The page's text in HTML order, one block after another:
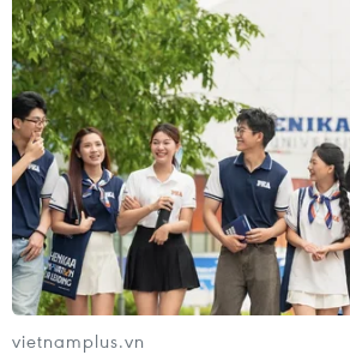
vietnamplus.vn